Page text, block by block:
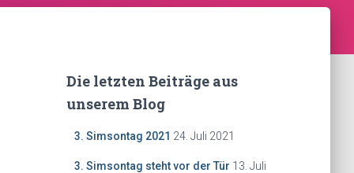
Die letzten Beiträge aus
unserem Blog
3. Simsontag 2021 24. Juli 2021
3. Simsontag steht vor der Tür 13. Juli